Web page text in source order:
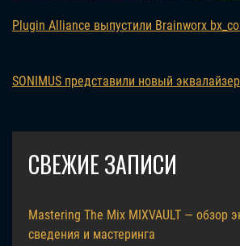
Plugin Alliance выпустили Brainworx
SONIMUS представили новый
СВЕЖИЕ ЗАПИСИ
Mastering The Mix MIXVAULT — обзор
сведения и мастеринга